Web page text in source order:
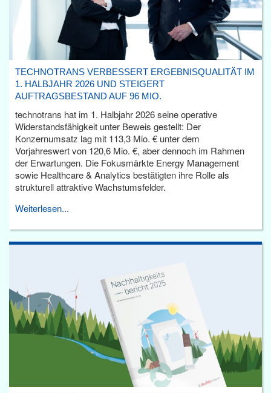
TECHNOTRANS VERBESSERT ERGEBNISQUALITÄT IM
1. HALBJAHR 2026 UND STEIGERT
AUFTRAGSBESTAND AUF 96 MIO.
technotrans hat im 1. Halbjahr 2026 seine operative
Widerstandsfähigkeit unter Beweis gestellt: Der
Konzernumsatz lag mit 113,3 Mio. € unter dem
Vorjahreswert von 120,6 Mio. €, aber dennoch im Rahmen
der Erwartungen. Die Fokusmärkte Energy Management
sowie Healthcare & Analytics bestätigten ihre Rolle als
strukturell attraktive Wachstumsfelder.
Weiterlesen...